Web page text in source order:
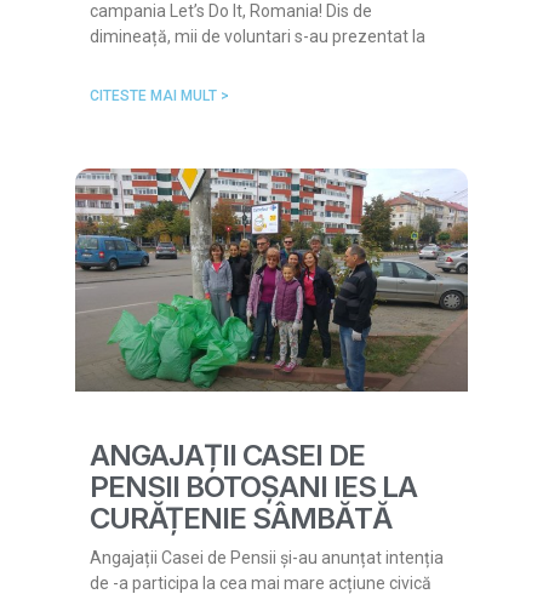
campania Let’s Do It, Romania! Dis de
dimineață, mii de voluntari s-au prezentat la
CITESTE MAI MULT >
ANGAJAȚII CASEI DE
PENSII BOTOȘANI IES LA
CURĂȚENIE SÂMBĂTĂ
Angajații Casei de Pensii și-au anunțat intenția
de -a participa la cea mai mare acțiune civică